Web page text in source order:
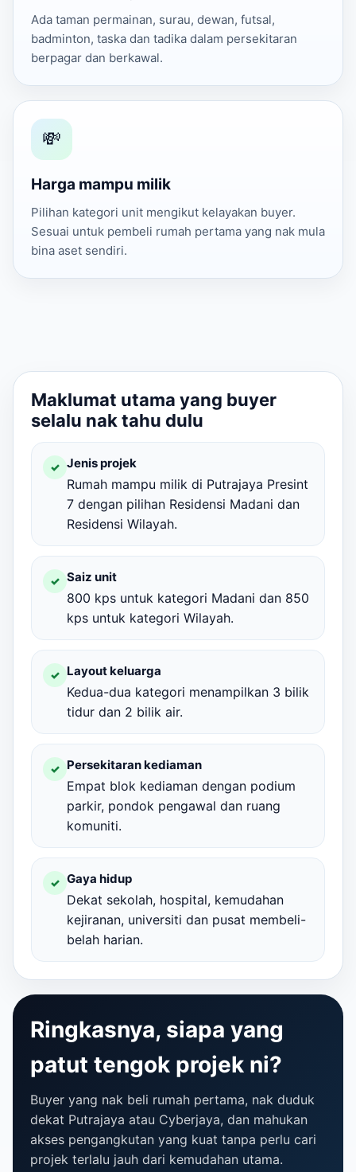
Ada taman permainan, surau, dewan, futsal,
badminton, taska dan tadika dalam persekitaran
berpagar dan berkawal.
💸
Harga mampu milik
Pilihan kategori unit mengikut kelayakan buyer.
Sesuai untuk pembeli rumah pertama yang nak mula
bina aset sendiri.
Maklumat utama yang buyer
selalu nak tahu dulu
✓ Jenis projek
Rumah mampu milik di Putrajaya Presint
7 dengan pilihan Residensi Madani dan
Residensi Wilayah.
✓ Saiz unit
800 kps untuk kategori Madani dan 850
kps untuk kategori Wilayah.
✓ Layout keluarga
Kedua-dua kategori menampilkan 3 bilik
tidur dan 2 bilik air.
✓ Persekitaran kediaman
Empat blok kediaman dengan podium
parkir, pondok pengawal dan ruang
komuniti.
✓ Gaya hidup
Dekat sekolah, hospital, kemudahan
kejiranan, universiti dan pusat membeli-
belah harian.
Ringkasnya, siapa yang
patut tengok projek ni?
Buyer yang nak beli rumah pertama, nak duduk
dekat Putrajaya atau Cyberjaya, dan mahukan
akses pengangkutan yang kuat tanpa perlu cari
projek terlalu jauh dari kemudahan utama.